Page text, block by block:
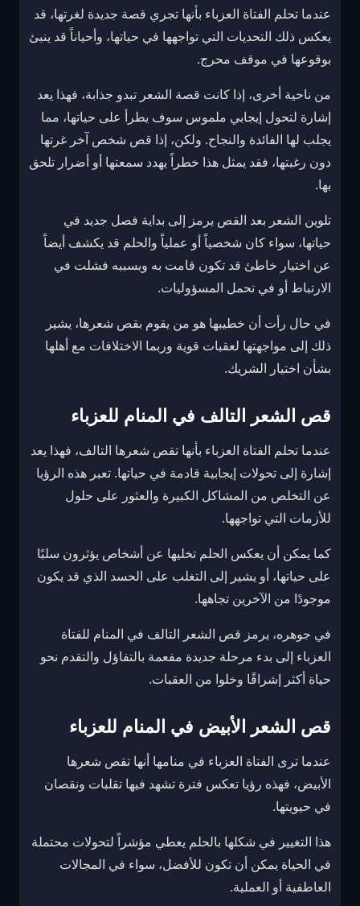
عندما تحلم الفتاة العزباء بأنها تجري قصة جديدة لغرتها، قد
يعكس ذلك التحديات التي تواجهها في حياتها، وأحياناً قد ينبئ
بوقوعها في موقف محرج.
من ناحية أخرى، إذا كانت قصة الشعر تبدو جذابة، فهذا يعد
إشارة لتحول إيجابي ملموس سوف يطرأ على حياتها، مما
يجلب لها الفائدة والنجاح. ولكن، إذا قص شخص آخر غرتها
دون رغبتها، فقد يمثل هذا خطراً يهدد سمعتها أو أضرار تلحق
بها.
تلوين الشعر بعد القص يرمز إلى بداية فصل جديد في
حياتها، سواء كان شخصياً أو عملياً والحلم قد يكشف أيضاً
عن اختيار خاطئ قد تكون قامت به وبسببه فشلت في
الارتباط أو في تحمل المسؤوليات.
في حال رأت أن خطيبها هو من يقوم بقص شعرها، يشير
ذلك إلى مواجهتها لعقبات قوية وربما الاختلافات مع أهلها
بشأن اختيار الشريك.
قص الشعر التالف في المنام للعزباء
عندما تحلم الفتاة العزباء بأنها تقص شعرها التالف، فهذا يعد
إشارة إلى تحولات إيجابية قادمة في حياتها. تعبر هذه الرؤيا
عن التخلص من المشاكل الكبيرة والعثور على حلول
للأزمات التي تواجهها.
كما يمكن أن يعكس الحلم تخليها عن أشخاص يؤثرون سلبًا
على حياتها، أو يشير إلى التغلب على الحسد الذي قد يكون
موجودًا من الآخرين تجاهها.
في جوهره، يرمز قص الشعر التالف في المنام للفتاة
العزباء إلى بدء مرحلة جديدة مفعمة بالتفاؤل والتقدم نحو
حياة أكثر إشراقًا وخلوا من العقبات.
قص الشعر الأبيض في المنام للعزباء
عندما ترى الفتاة العزباء في منامها أنها تقص شعرها
الأبيض، فهذه رؤيا تعكس فترة تشهد فيها تقلبات ونقصان
في حيويتها.
هذا التغيير في شكلها بالحلم يعطي مؤشراً لتحولات محتملة
في الحياة يمكن أن تكون للأفضل، سواء في المجالات
العاطفية أو العملية.